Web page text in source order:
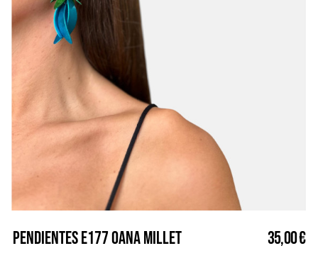
PENDIENTES E177 OANA MILLET 35,00 €